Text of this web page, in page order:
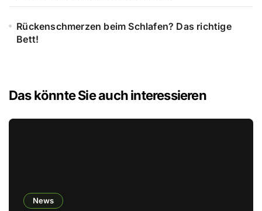
Rückenschmerzen beim Schlafen? Das richtige
Bett!
Das könnte Sie auch interessieren
News